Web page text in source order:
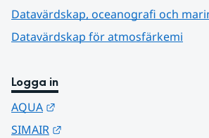
Datavärdskap, oceanografi och
Datavärdskap för atmosfärkemi
Logga in
AQUA
SIMAIR